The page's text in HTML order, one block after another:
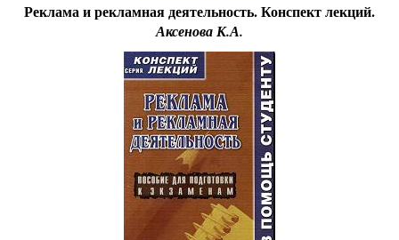
Реклама и рекламная деятельность. Конспект лекций.
Аксенова К.А.